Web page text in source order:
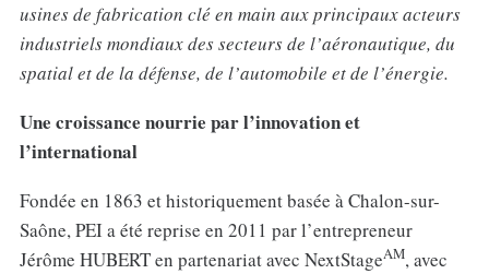
usines de fabrication clé en main aux principaux acteurs
industriels mondiaux des secteurs de l’aéronautique, du
spatial et de la défense, de l’automobile et de l’énergie.
Une croissance nourrie par l’innovation et
l’international
Fondée en 1863 et historiquement basée à Chalon-sur-
Saône, PEI a été reprise en 2011 par l’entrepreneur
Jérôme HUBERT en partenariat avec NextStageAM, avec